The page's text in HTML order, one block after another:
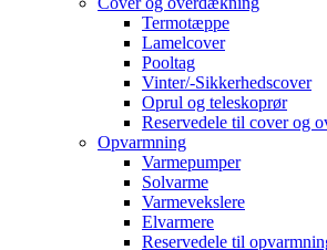
Termotæppe
Lamelcover
Pooltag
Vinter/-Sikkerhedscover
Oprul og teleskoprør
Reservedele til cover og
Opvarmning
Varmepumper
Solvarme
Varmevekslere
Elvarmere
Reservedele til